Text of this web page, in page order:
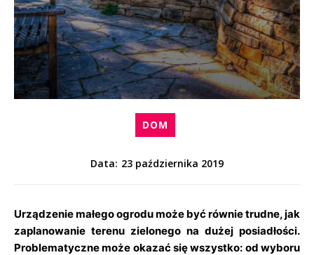
DOM
Data: 23 października 2019
Urządzenie małego ogrodu może być równie trudne, jak
zaplanowanie terenu zielonego na dużej posiadłości.
Problematyczne może okazać się wszystko: od wyboru